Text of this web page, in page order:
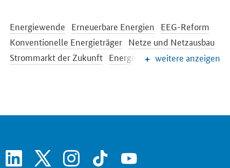
Energiewende Erneuerbare Energien EEG-Reform
Konventionelle Energieträger Netze und Netzausbau
Strommarkt der Zukunft Energiespeicher
Energiepreise und Transparenz für Verbraucher
weitere anzeigen
linkedin instagram tiktok youtube